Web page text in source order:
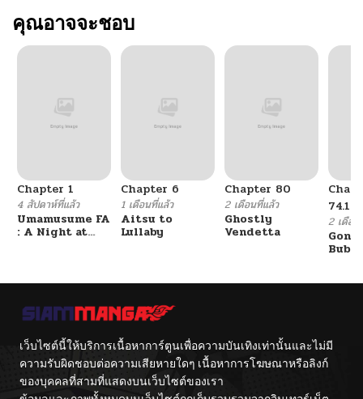
คุณอาจจะชอบ
Chapter 1
4 สัปดาห์ที่แล้ว
Umamusume FA
: A Night at
Chapter 6
1 เดือนที่แล้ว
Aitsu to
Lullaby
Chapter 80
2 เดือนที่แล้ว
Ghostly
Vendetta
2 เดือน
เว็บไซต์นี้ให้บริการเนื้อหาการ์ตูนเพื่อความบันเทิงเท่านั้นและไม่มี
ความรับผิดชอบต่อความเสียหายใดๆ เนื้อหาการโฆษณาหรือลิงก์
ของบุคคลที่สามที่แสดงบนเว็บไซต์ของเรา